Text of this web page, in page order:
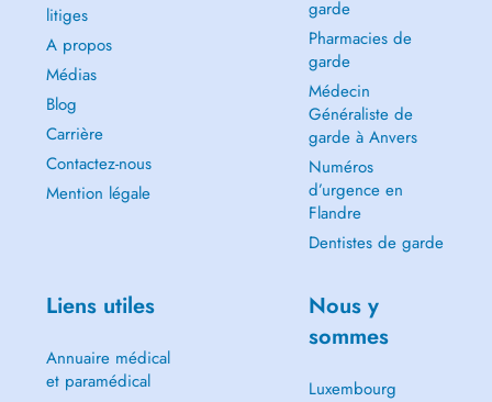
litiges
A propos
Médias
Blog
Carrière
Contactez-nous
Mention légale
garde
Pharmacies de
garde
Médecin
Généraliste de
garde à Anvers
Numéros
d’urgence en
Flandre
Dentistes de garde
Liens utiles
Annuaire médical
et paramédical
Nous y
sommes
Luxembourg